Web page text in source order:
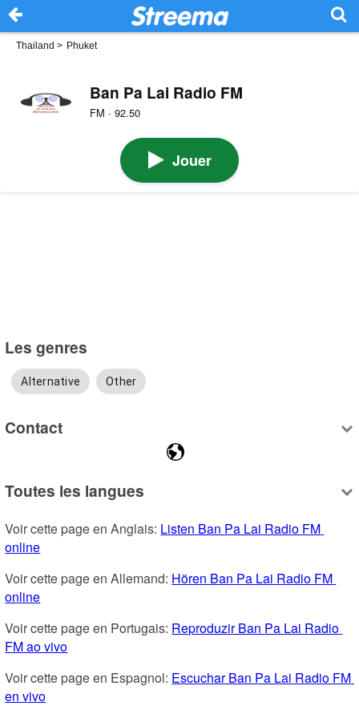
Thailand > Phuket
Ban Pa Lai Radio FM
FM · 92.50
Jouer
Les genres
Alternative Other
Contact
Toutes les langues
Voir cette page en Anglais: Listen Ban Pa Lai Radio FM
online
Voir cette page en Allemand: Hören Ban Pa Lai Radio FM
online
Voir cette page en Portugais: Reproduzir Ban Pa Lai Radio
FM ao vivo
Voir cette page en Espagnol: Escuchar Ban Pa Lai Radio FM
en vivo